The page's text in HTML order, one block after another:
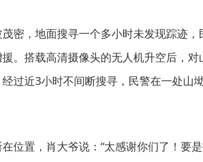
密，地面搜寻一个多小时未发现踪迹，
。搭载高清摄像头的无人机升空后，对
过近3小时不间断搜寻，民警在一处山
位置，肖大爷说：“太感谢你们了！要